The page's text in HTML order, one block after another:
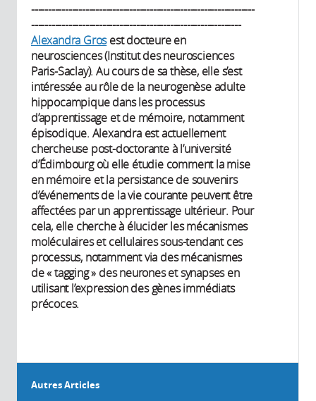
------------------------------------------------------------------
--------------------------------------------------------------
Alexandra Grosest docteure en
neurosciences (Institut des neurosciences
Paris-Saclay). Au cours de sa thèse, elle s’est
intéressée au rôle de la neurogenèse adulte
hippocampique dans les processus
d’apprentissage et de mémoire, notamment
épisodique. Alexandra est actuellement
chercheuse post-doctorante à l’université
d’Édimbourg où elle étudie comment la mise
en mémoire et la persistance de souvenirs
d’événements de la vie courante peuvent être
affectées par un apprentissage ultérieur. Pour
cela, elle cherche à élucider les mécanismes
moléculaires et cellulaires sous-tendant ces
processus, notamment via des mécanismes
de « tagging » des neurones et synapses en
utilisant l’expression des gènes immédiats
précoces.
Autres Articles